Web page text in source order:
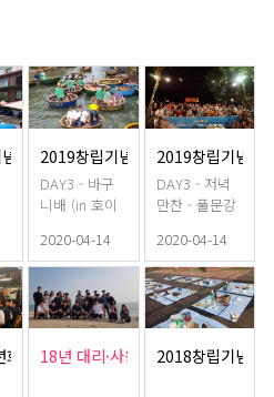
일행사_20주년(3)
2019창립기념일행사_20주년(4)
DAY3 - 바구
니배 (in 호이
2020-04-14
2019창립기념일
DAY3 - 저녁
만찬 - 풀문강
2020-04-14
18년 대리·사원급 워크샵2018창립기념일